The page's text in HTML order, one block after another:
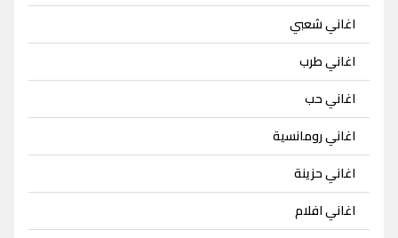
اغاني شعبي
اغاني طرب
اغاني حب
اغاني رومانسية
اغاني حزينة
اغاني افلام